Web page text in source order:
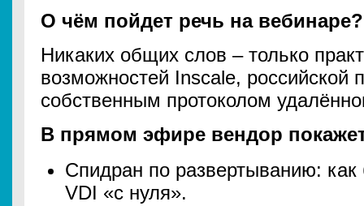
О чём пойдет речь на вебинаре?
Никаких общих слов – только
возможностей Inscale, российской
собственным протоколом
В прямом эфире вендор
Спидран по развертыванию: как
VDI «с нуля».